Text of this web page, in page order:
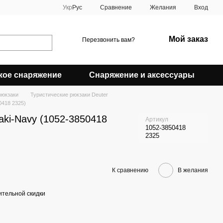
Укр Рус Сравнение Желания Вход
Перезвонить вам? Мой заказ
снаряжение Снаряжение и аксессуары
Туристические рюкзаки Deuter
2325)
Navy (1052-3850418
Артикул
1052-3850418
2325
К сравнению В желания
скидки